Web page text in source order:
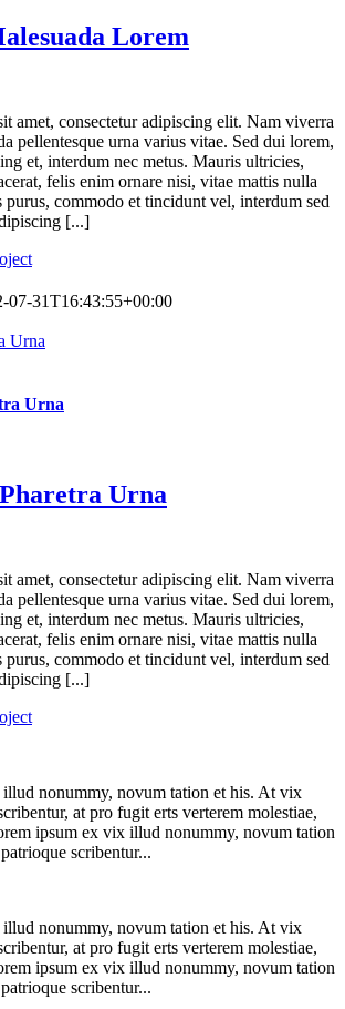
Lorem
amet, consectetur adipiscing elit. Nam viverra
pellentesque urna varius vitae. Sed dui lorem,
et, interdum nec metus. Mauris ultricies,
felis enim ornare nisi, vitae mattis nulla
commodo et tincidunt vel, interdum sed
[...]
07-31T16:43:55+00:00
Urna
Urna
Pharetra Urna
amet, consectetur adipiscing elit. Nam viverra
pellentesque urna varius vitae. Sed dui lorem,
et, interdum nec metus. Mauris ultricies,
felis enim ornare nisi, vitae mattis nulla
commodo et tincidunt vel, interdum sed
[...]
nonummy, novum tation et his. At vix
at pro fugit erts verterem molestiae,
ipsum ex vix illud nonummy, novum tation
scribentur...
nonummy, novum tation et his. At vix
at pro fugit erts verterem molestiae,
ipsum ex vix illud nonummy, novum tation
scribentur...